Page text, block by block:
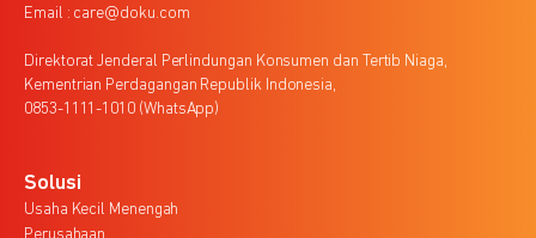
Email : care@doku.com
Direktorat Jenderal Perlindungan Konsumen dan Tertib Niaga,
Kementrian Perdagangan Republik Indonesia,
0853-1111-1010 (WhatsApp)
Solusi
Usaha Kecil Menengah